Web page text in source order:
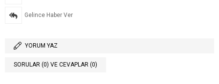
Gelince Haber Ver
YORUM YAZ
SORULAR (0) VE CEVAPLAR (0)